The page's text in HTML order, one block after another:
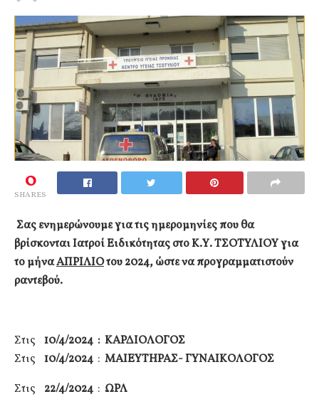
0
SHARES
Σας ενημερώνουμε για τις ημερομηνίες που θα
βρίσκονται Ιατροί Ειδικότητας στο Κ.Υ. ΤΣΟΤΥΛΙΟΥ για
το μήναΑΠΡΙΛΙΟτου 2024, ώστε να προγραμματιστούν
ραντεβού.
Στις 10/4/2024 : ΚΑΡΔΙΟΛΟΓΟΣ
Στις 10/4/2024 : ΜΑΙΕΥΤΗΡΑΣ- ΓΥΝΑΙΚΟΛΟΓΟΣ
Στις 22/4/2024 : ΩΡΛ